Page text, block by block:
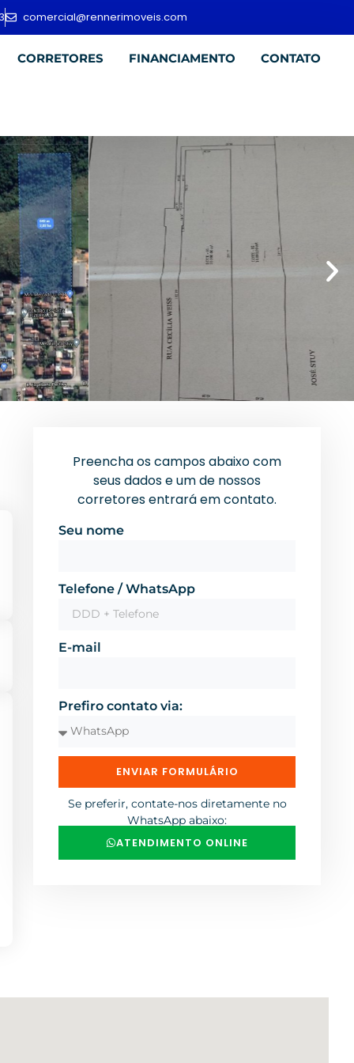
comercial@rennerimoveis.com
CORRETORES FINANCIAMENTO CONTATO
Preencha os campos abaixo com
seus dados e um de nossos
corretores entrará em contato.
Seu nome
Telefone / WhatsApp
E-mail
Prefiro contato via:
ENVIAR FORMULÁRIO
Se preferir, contate-nos diretamente no
WhatsApp abaixo:
ATENDIMENTO ONLINE